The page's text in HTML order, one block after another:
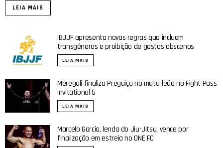
LEIA MAIS
IBJJF apresenta novas regras que incluem
transgêneros e proibição de gestos obscenos
LEIA MAIS
Meregali finaliza Preguiça no mata-leão no Fight Pass
Invitational 5
LEIA MAIS
Marcelo Garcia, lenda do Jiu-Jitsu, vence por
finalização em estreia no ONE FC